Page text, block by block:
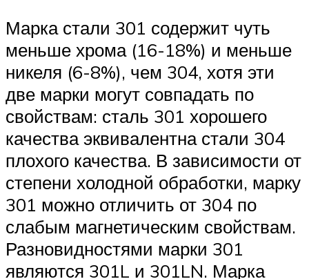
Марка стали 301 содержит чуть
меньше хрома (16-18%) и меньше
никеля (6-8%), чем 304, хотя эти
две марки могут совпадать по
свойствам: сталь 301 хорошего
качества эквивалентна стали 304
плохого качества. В зависимости от
степени холодной обработки, марку
301 можно отличить от 304 по
слабым магнетическим свойствам.
Разновидностями марки 301
являются 301L и 301LN. Марка